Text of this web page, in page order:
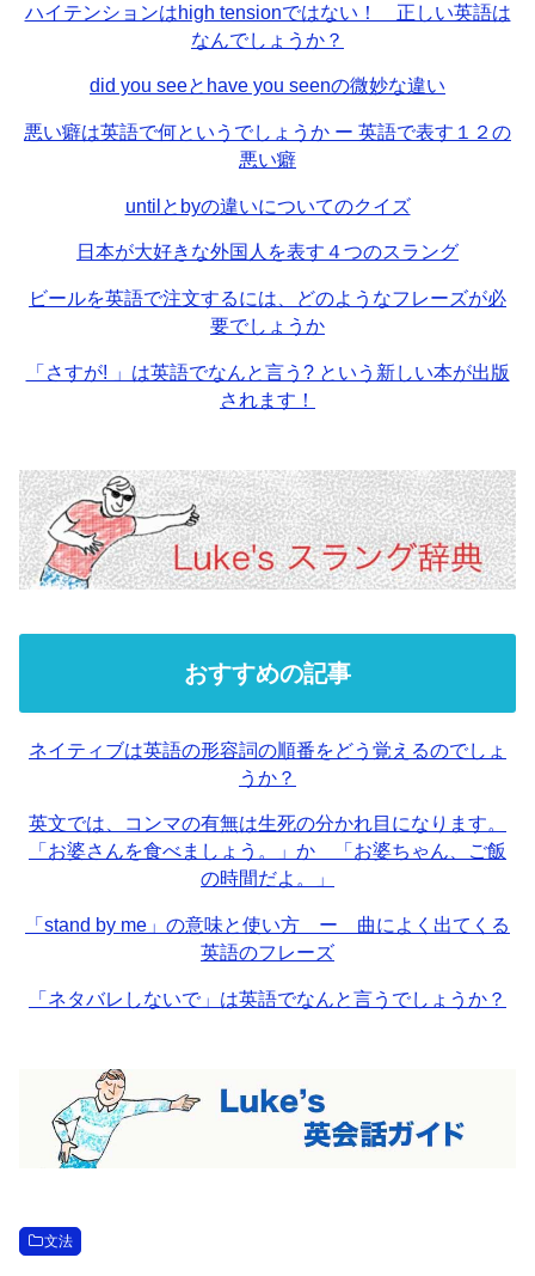
ハイテンションはhigh tensionではない！ 正しい英語は
なんでしょうか？
did you seeとhave you seenの微妙な違い
悪い癖は英語で何というでしょうか ー 英語で表す１２の
悪い癖
untilとbyの違いについてのクイズ
日本が大好きな外国人を表す４つのスラング
ビールを英語で注文するには、どのようなフレーズが必
要でしょうか
「さすが! 」は英語でなんと言う? という新しい本が出版
されます！
おすすめの記事
ネイティブは英語の形容詞の順番をどう覚えるのでしょ
うか？
英文では、コンマの有無は生死の分かれ目になります。
「お婆さんを食べましょう。」か 「お婆ちゃん、ご飯
の時間だよ。」
「stand by me」の意味と使い方 ー 曲によく出てくる
英語のフレーズ
「ネタバレしないで」は英語でなんと言うでしょうか？
文法